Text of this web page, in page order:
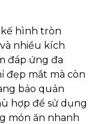
hình tròn
nhiều kích
đáp ứng đa
đẹp mắt mà còn
bảo quản
hợp để sử dụng
món ăn nhanh